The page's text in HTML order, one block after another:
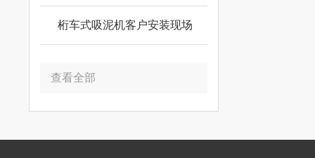
桁车式吸泥机客户安装现场
查看全部